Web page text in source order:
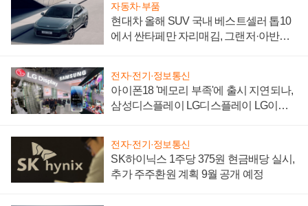
자동차·부품
현대차 올해 SUV 국내 베스트셀러 톱10
에서 싼타페만 자리매김, 그랜저·아반떼
전자·전기·정보통신
아이폰18 '메모리 부족'에 출시 지연되나,
삼성디스플레이 LG디스플레이 LG이노
전자·전기·정보통신
SK하이닉스 1주당 375원 현금배당 실시,
추가 주주환원 계획 9월 공개 예정